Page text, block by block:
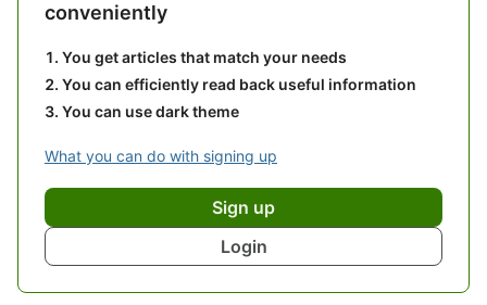
conveniently
You get articles that match your needs
You can efficiently read back useful information
You can use dark theme
What you can do with signing up
Sign up
Login